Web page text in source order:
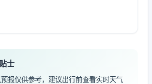
士
报仅供参考，建议出行前查看实时天气